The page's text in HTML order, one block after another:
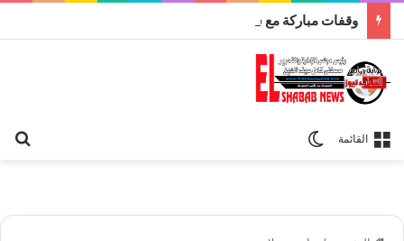
القائمة